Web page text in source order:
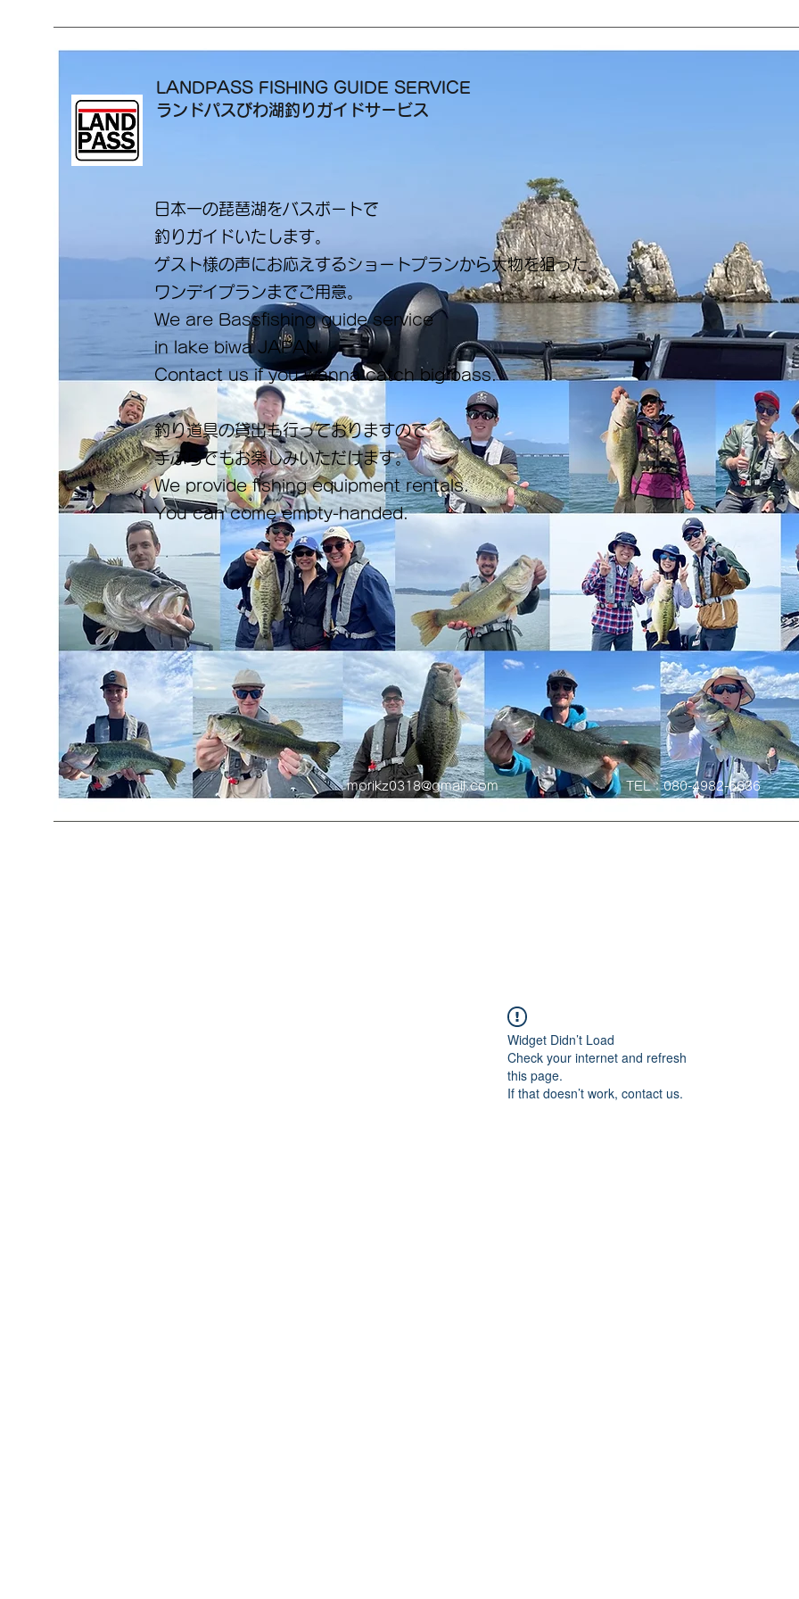
LANDPASS FISHING GUIDE SERVICE
ランドパスびわ湖釣りガイドサービス
日本一の琵琶湖をバスボートで
釣りガイドいたします。
​ゲスト様の声にお応えするショートプランから大物を狙った
ワンデイプランまでご用意。
​We are Bassfishing guide service
in lake biwa ​JAPAN.
Contact us if you wanna catch big bass.
釣り道具の貸出も行っておりますので
手ぶらでもお楽しみいただけます。
We provide fishing equipment rentals.
You can come empty-handed.
morikz0318@gmail.com TEL：080-4982-6636
Widget Didn’t Load
Check your internet and refresh
this page.
If that doesn’t work, contact us.